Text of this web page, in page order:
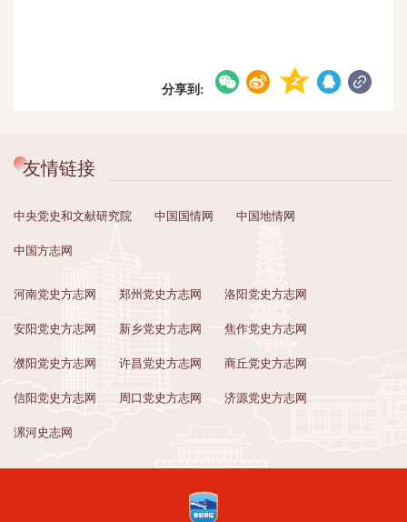
分享到:
友情链接
中央党史和文献研究院 中国国情网 中国地情网
中国方志网
河南党史方志网 郑州党史方志网 洛阳党史方志网
安阳党史方志网 新乡党史方志网 焦作党史方志网
濮阳党史方志网 许昌党史方志网 商丘党史方志网
信阳党史方志网 周口党史方志网 济源党史方志网
漯河史志网